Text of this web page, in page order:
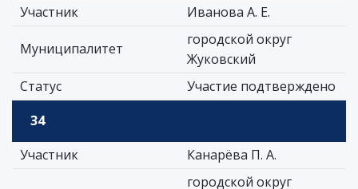
Участник
Иванова А. Е.
Муниципалитет
городской округ
Жуковский
Статус
Участие подтверждено
34
Участник
Канарёва П. А.
городской округ